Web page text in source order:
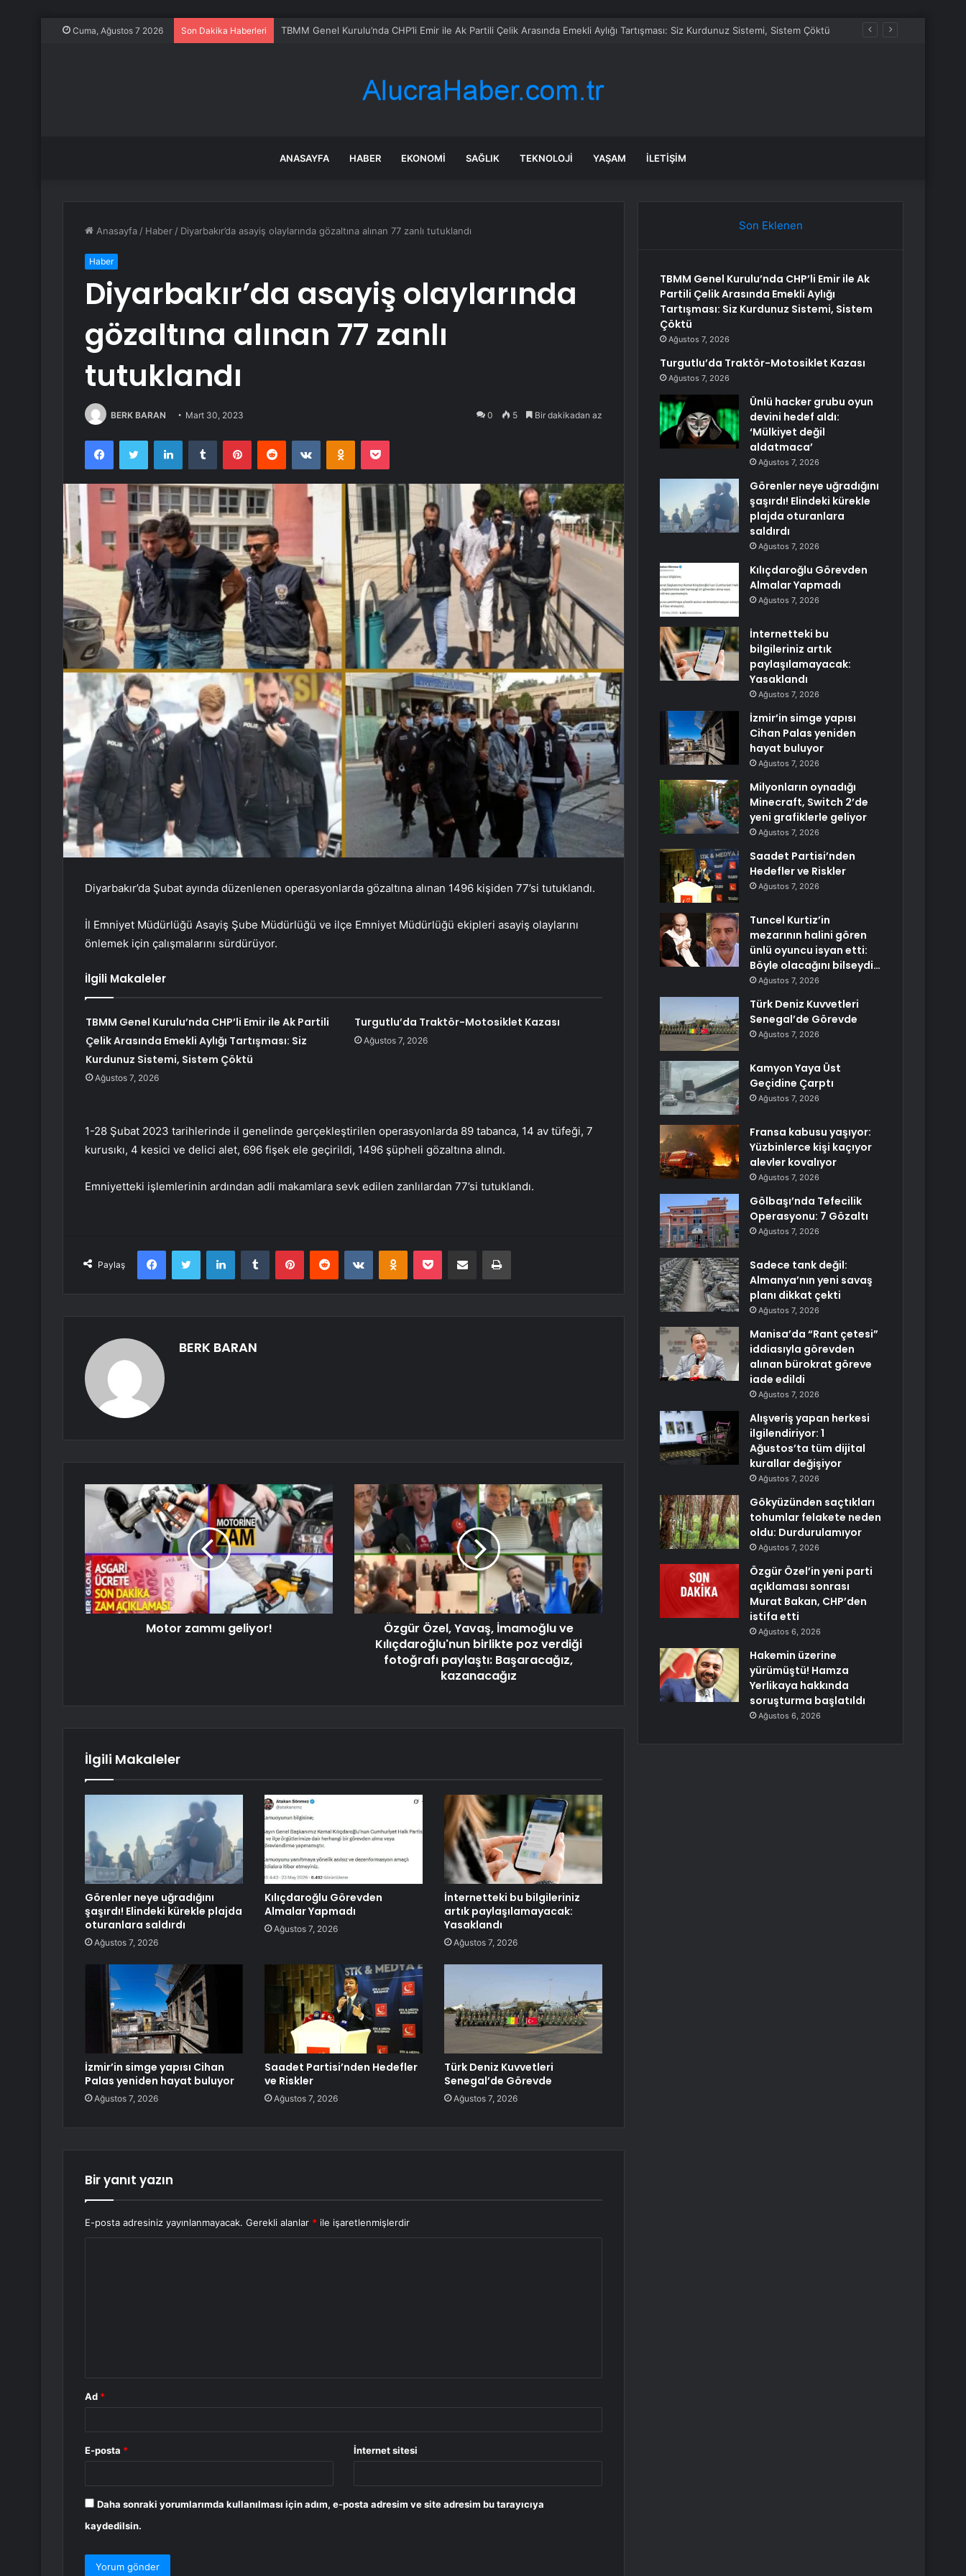
Cuma, Ağustos 7 2026 Son Dakika Haberleri TBMM Genel Kurulu’nda CHP’li Emir ile Ak Partili Çelik Arasında Emekli Aylığı Tartışması: Siz Kurdunuz Sistemi, Sistem Çöktü
ANASAYFA HABER EKONOMI SAĞLIK TEKNOLOJI YAŞAM İLETIŞIM
Anasayfa / Haber / Diyarbakır’da asayiş olaylarında gözaltına alınan 77 zanlı tutuklandı
Haber
Diyarbakır’da asayiş olaylarında
gözaltına alınan 77 zanlı
tutuklandı
BERK BARAN Mart 30, 2023 0 5 Bir dakikadan az
FacebookTwitter LinkedInTumblr PinterestReddit VKontakteOdnoklassniki
Pocket
Diyarbakır’da Şubat ayında düzenlenen operasyonlarda gözaltına alınan 1496 kişiden 77’si tutuklandı.
İl Emniyet Müdürlüğü Asayiş Şube Müdürlüğü ve ilçe Emniyet Müdürlüğü ekipleri asayiş olaylarını
önlemek için çalışmalarını sürdürüyor.
İlgili Makaleler
TBMM Genel Kurulu’nda CHP’li Emir ile Ak Partili
Çelik Arasında Emekli Aylığı Tartışması: Siz
Kurdunuz Sistemi, Sistem Çöktü
Ağustos 7, 2026
Turgutlu’da Traktör-Motosiklet Kazası
Ağustos 7, 2026
1-28 Şubat 2023 tarihlerinde il genelinde gerçekleştirilen operasyonlarda 89 tabanca, 14 av tüfeği, 7
kurusıkı, 4 kesici ve delici alet, 696 fişek ele geçirildi, 1496 şüpheli gözaltına alındı.
Emniyetteki işlemlerinin ardından adli makamlara sevk edilen zanlılardan 77’si tutuklandı.
Paylaş
FacebookTwitter LinkedInTumblr PinterestReddit VKontakteOdnoklassniki
Pocket E-Posta ile paylaş Yazdır
BERK BARAN
Motor zammı geliyor!
Özgür Özel, Yavaş, İmamoğlu ve
Kılıçdaroğlu'nun birlikte poz verdiği
fotoğrafı paylaştı: Başaracağız,
kazanacağız
İlgili Makaleler
Görenler neye uğradığını
şaşırdı! Elindeki kürekle plajda
oturanlara saldırdı
Ağustos 7, 2026
Kılıçdaroğlu Görevden
Almalar Yapmadı
Ağustos 7, 2026
İnternetteki bu bilgileriniz
artık paylaşılamayacak:
Yasaklandı
Ağustos 7, 2026
İzmir’in simge yapısı Cihan
Palas yeniden hayat buluyor
Ağustos 7, 2026
Saadet Partisi’nden Hedefler
ve Riskler
Ağustos 7, 2026
Türk Deniz Kuvvetleri
Senegal’de Görevde
Ağustos 7, 2026
Bir yanıt yazın
E-posta adresiniz yayınlanmayacak. Gerekli alanlar * ile işaretlenmişlerdir
Ad *
E-posta * İnternet sitesi
Daha sonraki yorumlarımda kullanılması için adım, e-posta adresim ve site adresim bu tarayıcıya
kaydedilsin.
Son Eklenen
TBMM Genel Kurulu’nda CHP’li Emir ile Ak
Partili Çelik Arasında Emekli Aylığı
Tartışması: Siz Kurdunuz Sistemi, Sistem
Çöktü
Ağustos 7, 2026
Turgutlu’da Traktör-Motosiklet Kazası
Ağustos 7, 2026
Ünlü hacker grubu oyun
devini hedef aldı:
‘Mülkiyet değil
aldatmaca’
Ağustos 7, 2026
Görenler neye uğradığını
şaşırdı! Elindeki kürekle
plajda oturanlara
saldırdı
Ağustos 7, 2026
Kılıçdaroğlu Görevden
Almalar Yapmadı
Ağustos 7, 2026
İnternetteki bu
bilgileriniz artık
paylaşılamayacak:
Yasaklandı
Ağustos 7, 2026
İzmir’in simge yapısı
Cihan Palas yeniden
hayat buluyor
Ağustos 7, 2026
Milyonların oynadığı
Minecraft, Switch 2’de
yeni grafiklerle geliyor
Ağustos 7, 2026
Saadet Partisi’nden
Hedefler ve Riskler
Ağustos 7, 2026
Tuncel Kurtiz’in
mezarının halini gören
ünlü oyuncu isyan etti:
Böyle olacağını bilseydi…
Ağustos 7, 2026
Türk Deniz Kuvvetleri
Senegal’de Görevde
Ağustos 7, 2026
Kamyon Yaya Üst
Geçidine Çarptı
Ağustos 7, 2026
Fransa kabusu yaşıyor:
Yüzbinlerce kişi kaçıyor
alevler kovalıyor
Ağustos 7, 2026
Gölbaşı’nda Tefecilik
Operasyonu: 7 Gözaltı
Ağustos 7, 2026
Sadece tank değil:
Almanya’nın yeni savaş
planı dikkat çekti
Ağustos 7, 2026
Manisa’da “Rant çetesi”
iddiasıyla görevden
alınan bürokrat göreve
iade edildi
Ağustos 7, 2026
Alışveriş yapan herkesi
ilgilendiriyor: 1
Ağustos’ta tüm dijital
kurallar değişiyor
Ağustos 7, 2026
Gökyüzünden saçtıkları
tohumlar felakete neden
oldu: Durdurulamıyor
Ağustos 7, 2026
Özgür Özel’in yeni parti
açıklaması sonrası
Murat Bakan, CHP’den
istifa etti
Ağustos 6, 2026
Hakemin üzerine
yürümüştü! Hamza
Yerlikaya hakkında
soruşturma başlatıldı
Ağustos 6, 2026